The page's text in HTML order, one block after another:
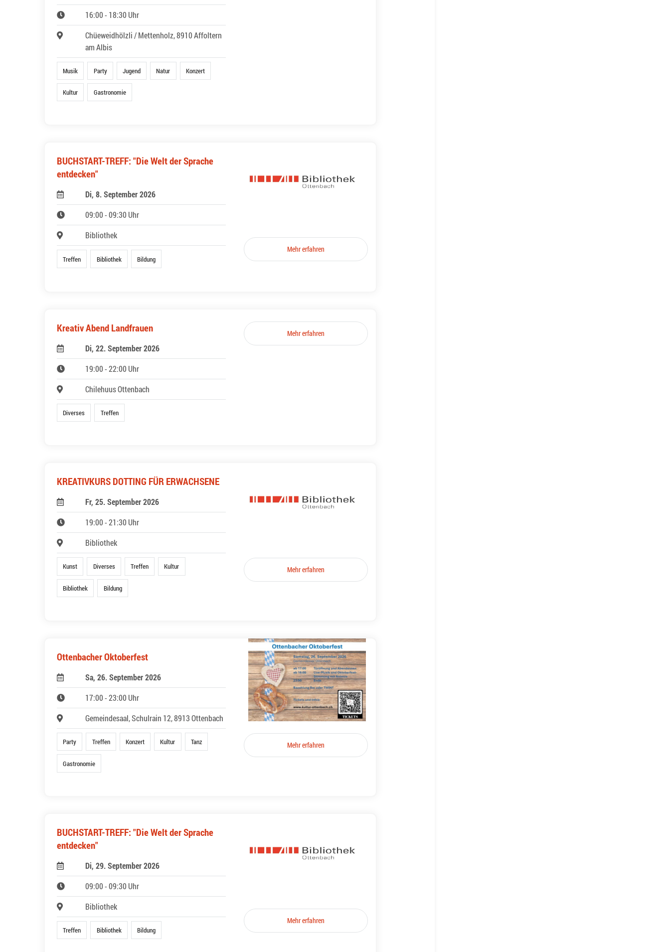
16:00 - 18:30 Uhr
Chüeweidhölzli / Mettenholz, 8910 Affoltern
am Albis
Musik Party Jugend Natur Konzert
Kultur Gastronomie
BUCHSTART-TREFF: "Die Welt der Sprache
entdecken"
Di, 8. September 2026
09:00 - 09:30 Uhr
Bibliothek
Treffen Bibliothek Bildung
Mehr erfahren
Kreativ Abend Landfrauen
Di, 22. September 2026
19:00 - 22:00 Uhr
Chilehuus Ottenbach
Diverses Treffen
Mehr erfahren
KREATIVKURS DOTTING FÜR ERWACHSENE
Fr, 25. September 2026
19:00 - 21:30 Uhr
Bibliothek
Kunst Diverses Treffen Kultur
Bibliothek Bildung
Mehr erfahren
Ottenbacher Oktoberfest
Sa, 26. September 2026
17:00 - 23:00 Uhr
Gemeindesaal, Schulrain 12, 8913 Ottenbach
Party Treffen Konzert Kultur Tanz
Gastronomie
Mehr erfahren
BUCHSTART-TREFF: "Die Welt der Sprache
entdecken"
Di, 29. September 2026
09:00 - 09:30 Uhr
Bibliothek
Treffen Bibliothek Bildung
Mehr erfahren